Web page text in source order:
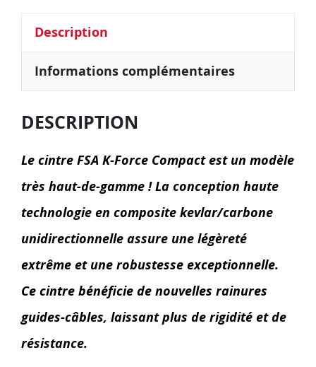
Description
Informations complémentaires
DESCRIPTION
Le cintre FSA K-Force Compact est un modèle
très haut-de-gamme ! La conception haute
technologie en composite kevlar/carbone
unidirectionnelle assure une légèreté
extrême et une robustesse exceptionnelle.
Ce cintre bénéficie de nouvelles rainures
guides-câbles, laissant plus de rigidité et de
résistance.